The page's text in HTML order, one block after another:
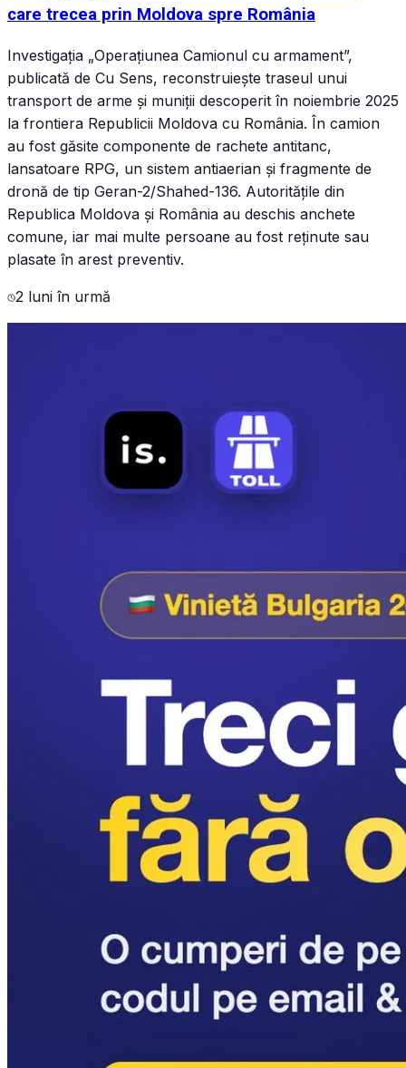
care trecea prin Moldova spre România
Investigația „Operațiunea Camionul cu armament”,
publicată de Cu Sens, reconstruiește traseul unui
transport de arme și muniții descoperit în noiembrie 2025
la frontiera Republicii Moldova cu România. În camion
au fost găsite componente de rachete antitanc,
lansatoare RPG, un sistem antiaerian și fragmente de
dronă de tip Geran-2/Shahed-136. Autoritățile din
Republica Moldova și România au deschis anchete
comune, iar mai multe persoane au fost reținute sau
plasate în arest preventiv.
2 luni în urmă